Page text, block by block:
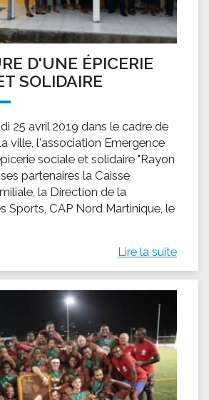
D'UNE ÉPICERIE
SOLIDAIRE
25 avril 2019 dans le cadre de
ville, l'association Emergence
sociale et solidaire "Rayon
partenaires la Caisse
la Direction de la
Sports, CAP Nord Martinique, le
Lire la suite